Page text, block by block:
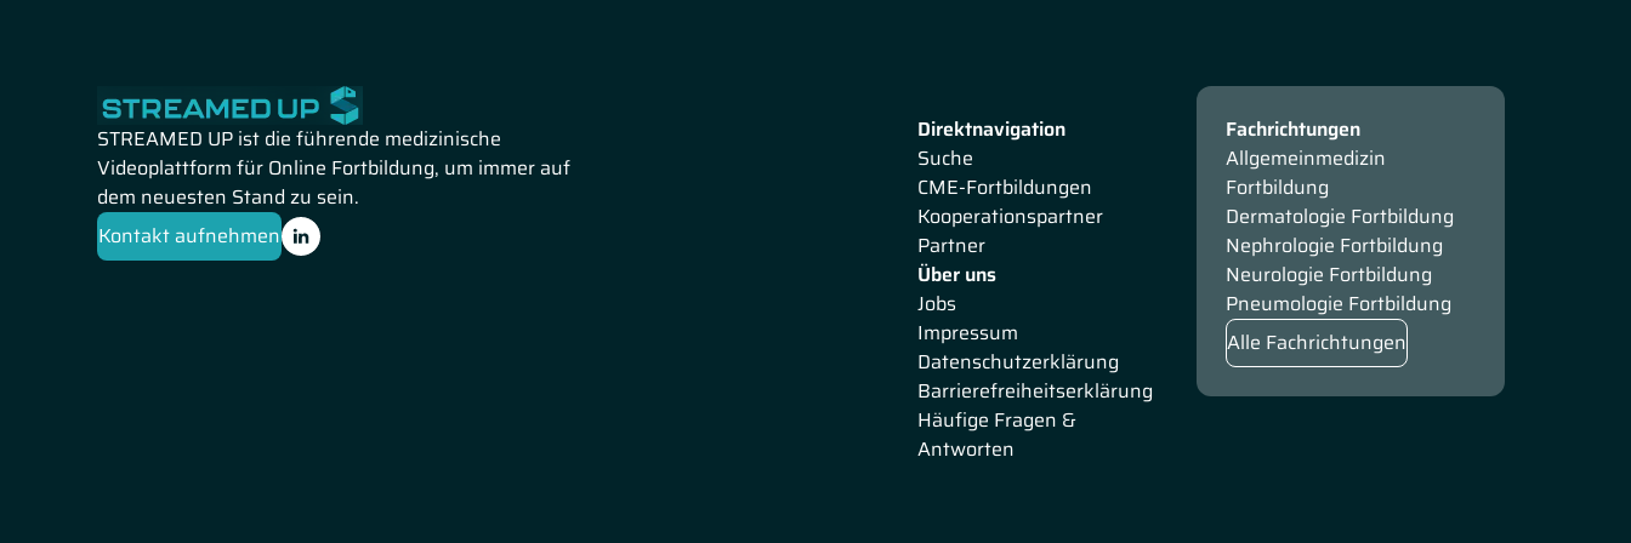
STREAMED UP ist die führende medizinische
Videoplattform für Online Fortbildung, um immer auf
dem neuesten Stand zu sein.
Kontakt aufnehmen
Direktnavigation
Suche
CME-Fortbildungen
Kooperationspartner
Partner
Über uns
Jobs
Impressum
Datenschutzerklärung
Barrierefreiheitserklärung
Häufige Fragen &
Antworten
Fachrichtungen
Allgemeinmedizin
Fortbildung
Dermatologie Fortbildung
Nephrologie Fortbildung
Neurologie Fortbildung
Pneumologie Fortbildung
Alle Fachrichtungen